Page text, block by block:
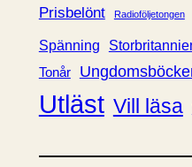
Prisbelönt
Radioföljetongen
Spänning
Tonår
Utläst Vill läsa